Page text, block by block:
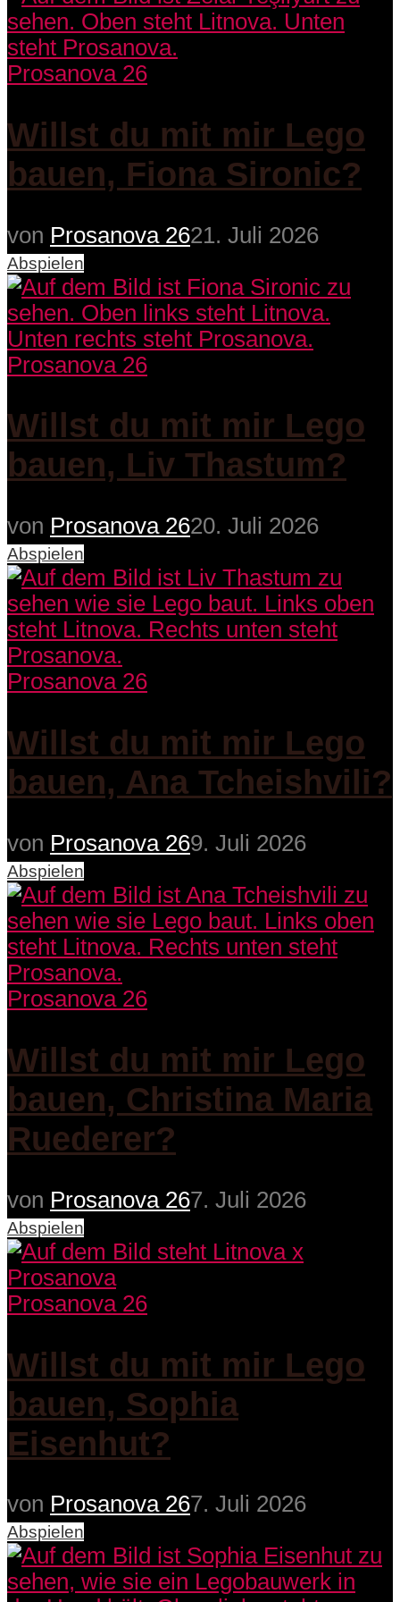
Prosanova 26
Willst du mit mir Lego
bauen, Fiona Sironic?
von Prosanova 2621. Juli 2026
Abspielen
Prosanova 26
Willst du mit mir Lego
bauen, Liv Thastum?
von Prosanova 2620. Juli 2026
Abspielen
Prosanova 26
Willst du mit mir Lego
bauen, Ana Tcheishvili?
von Prosanova 269. Juli 2026
Abspielen
Prosanova 26
Willst du mit mir Lego
bauen, Christina Maria
Ruederer?
von Prosanova 267. Juli 2026
Abspielen
Prosanova 26
Willst du mit mir Lego
bauen, Sophia
Eisenhut?
von Prosanova 267. Juli 2026
Abspielen